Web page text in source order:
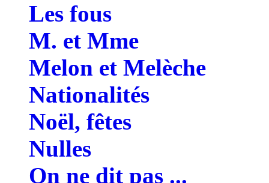
Les fous
M. et Mme
Melon et Melèche
Nationalités
Noël, fêtes
Nulles
On ne dit pas ...